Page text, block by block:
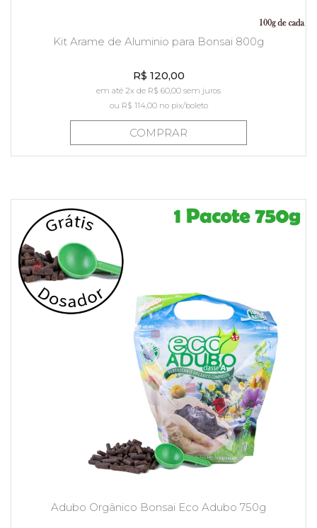
Kit Arame de Aluminio para Bonsai 800g
R$ 120,00
em até 2x de R$ 60,00 sem juros
ou R$ 114,00no pix/boleto
COMPRAR
Adubo Orgânico Bonsai Eco Adubo 750g